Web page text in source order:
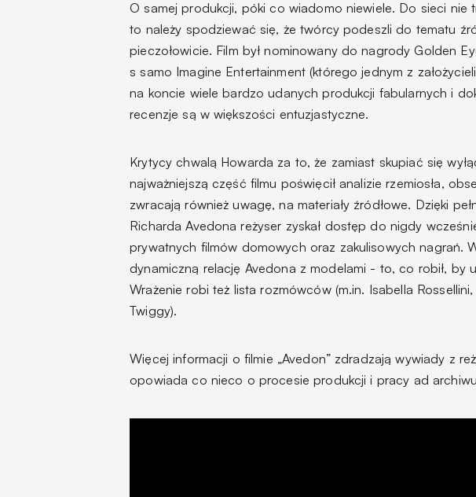
O samej produkcji, póki co wiadomo niewiele. Do sieci nie
to należy spodziewać się, że twórcy podeszli do tematu
pieczołowicie. Film był nominowany do nagrody Golden
s samo Imagine Entertainment (którego jednym z
na koncie wiele bardzo udanych produkcji fabularnych i
recenzje są w większości entuzjastyczne.
Krytycy chwalą Howarda za to, że zamiast skupiać się
najważniejszą część filmu poświęcił analizie rzemiosła,
zwracają również uwagę, na materiały źródłowe. Dzięki
Richarda Avedona reżyser zyskał dostęp do nigdy
prywatnych filmów domowych oraz zakulisowych nagrań.
dynamiczną relację Avedona z modelami - to, co robił, by
Wrażenie robi też lista rozmówców (m.in. Isabella
Twiggy).
Więcej informacji o filmie „Avedon” zdradzają wywiady z
opowiada co nieco o procesie produkcji i pracy ad